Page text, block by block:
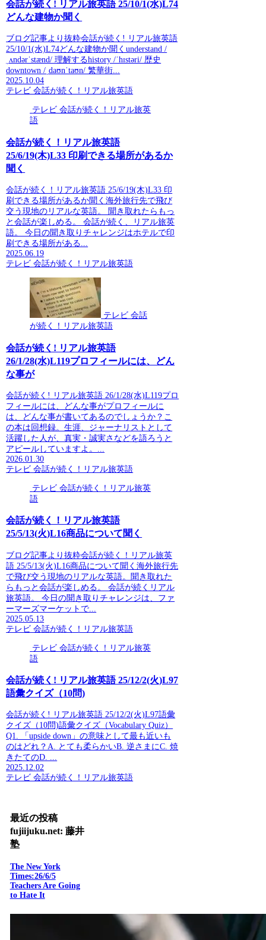
会話が続く! リアル旅英語 25/10/1(水)L74
どんな建物か聞く
ブログ記事より抜粋会話が続く! リアル旅英語
25/10/1(水)L74どんな建物か聞くunderstand /
ˌʌndərˈstænd/ 理解するhistory /ˈhɪstəri/ 歴史
downtown /ˌdaʊnˈtaʊn/ 繁華街...
2025.10.04
テレビ 会話が続く！リアル旅英語
テレビ 会話が続く！リアル旅英
語
会話が続く！リアル旅英語
25/6/19(木)L33 印刷できる場所があるか
聞く
会話が続く！リアル旅英語 25/6/19(木)L33 印
刷できる場所があるか聞く海外旅行先で飛び
交う現地のリアルな英語。 聞き取れたらもっ
と会話が楽しめる。 会話が続く、リアル旅英
語。 今日の聞き取りチャレンジはホテルで印
刷できる場所がある...
2025.06.19
テレビ 会話が続く！リアル旅英語
テレビ 会話
が続く！リアル旅英語
会話が続く! リアル旅英語
26/1/28(水)L119プロフィールには、どん
な事が
会話が続く! リアル旅英語 26/1/28(水)L119プロ
フィールには、どんな事がプロフィールに
は、どんな事が書いてあるのでしょうか？こ
の本は回想録。生涯、ジャーナリストとして
活躍した人が、真実・誠実さなどを語ろうと
アピールしていますよ。...
2026.01.30
テレビ 会話が続く！リアル旅英語
テレビ 会話が続く！リアル旅英
語
会話が続く！リアル旅英語
25/5/13(火)L16商品について聞く
ブログ記事より抜粋会話が続く！リアル旅英
語 25/5/13(火)L16商品について聞く海外旅行先
で飛び交う現地のリアルな英語。聞き取れた
らもっと会話が楽しめる。 会話が続くリアル
旅英語。 今日の聞き取りチャレンジは、ファ
ーマーズマーケットで...
2025.05.13
テレビ 会話が続く！リアル旅英語
テレビ 会話が続く！リアル旅英
語
会話が続く! リアル旅英語 25/12/2(火)L97
語彙クイズ（10問)
会話が続く! リアル旅英語 25/12/2(火)L97語彙
クイズ（10問)語彙クイズ（Vocabulary Quiz）
Q1. 「upside down」の意味として最も近いも
のはどれ？A. とても柔らかいB. 逆さまにC. 焼
きたてのD. ...
2025.12.02
テレビ 会話が続く！リアル旅英語
最近の投稿
fujiijuku.net: 藤井
塾
The New York
Times:26/6/5
Teachers Are Going
to Hate It